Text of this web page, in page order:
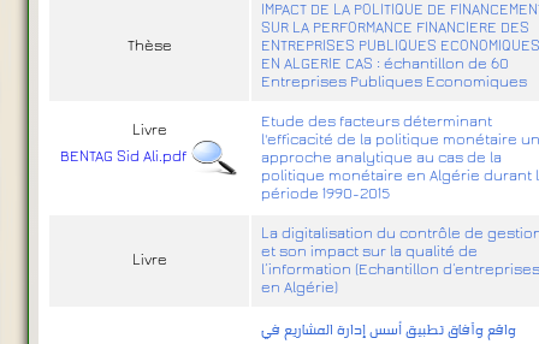
Thèse
IMPACT DE LA POLITIQUE DE
SUR LA PERFORMANCE FINANCIERE DES
ENTREPRISES PUBLIQUES
EN ALGERIE CAS : échantillon de 60
Entreprises Publiques Economiques
Livre
BENTAG Sid Ali.pdf
Etude des facteurs déterminant
l'efficacité de la politique monétaire
approche analytique au cas de la
politique monétaire en Algérie durant
période 1990-2015
Livre
La digitalisation du contrôle de
et son impact sur la qualité de
l’information (Echantillon
en Algérie)
واقع وآفاق تطبيق أسس إدارة المشاريع في